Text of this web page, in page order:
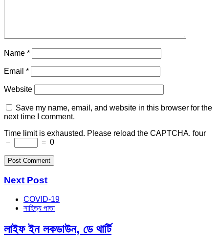
Name *
Email *
Website
Save my name, email, and website in this browser for the
next time I comment.
Time limit is exhausted. Please reload the CAPTCHA. four
−
= 0
Next Post
COVID-19
সাহিত্য পাতা
লাইফ ইন লকডাউন, ডে থার্টি